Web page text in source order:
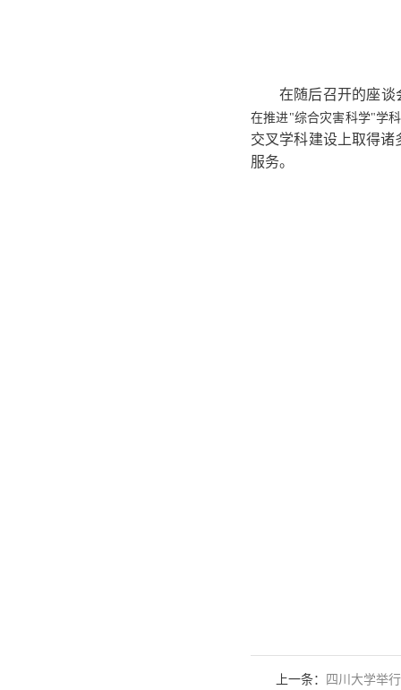
在随后召开的座谈
在推进"综合灾害科学"学
交叉学科建设上取得
服务。
上一条： 四川大学举